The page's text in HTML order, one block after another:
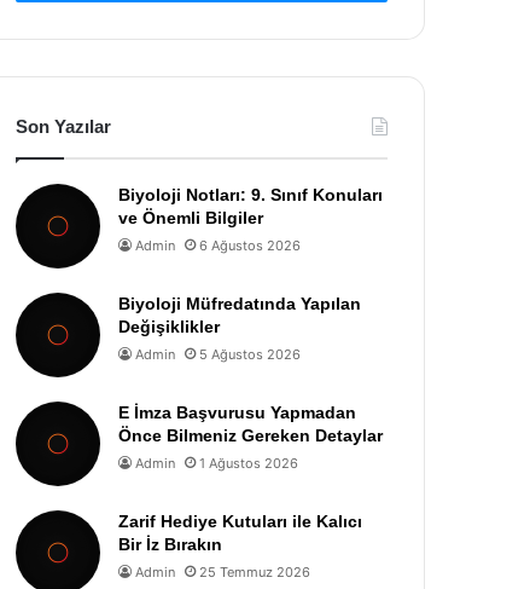
Son Yazılar
Biyoloji Notları: 9. Sınıf Konuları
ve Önemli Bilgiler
Admin 6 Ağustos 2026
Biyoloji Müfredatında Yapılan
Değişiklikler
Admin 5 Ağustos 2026
E İmza Başvurusu Yapmadan
Önce Bilmeniz Gereken Detaylar
Admin 1 Ağustos 2026
Zarif Hediye Kutuları ile Kalıcı
Bir İz Bırakın
Admin 25 Temmuz 2026